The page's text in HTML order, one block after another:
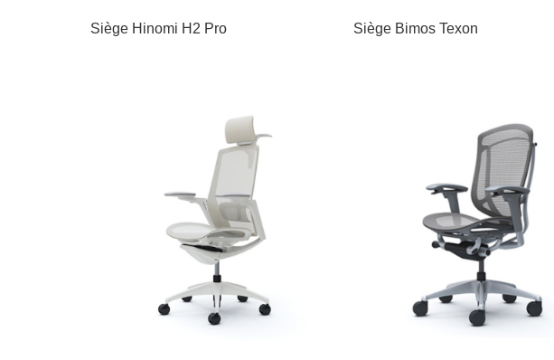
Siège Hinomi H2 Pro Siège Bimos Texon